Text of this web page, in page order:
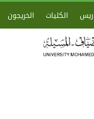
الكليات الخريجون